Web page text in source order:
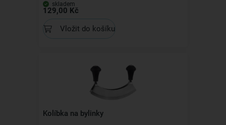
skladem
129,00 Kč
Vložit do košíku
Kolíbka na bylinky